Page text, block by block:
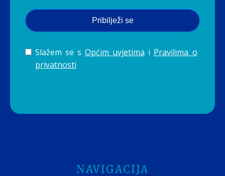
Pribilježi se
Slažem se s Općim uvjetima i Pravilima o
privatnosti
NAVIGACIJA